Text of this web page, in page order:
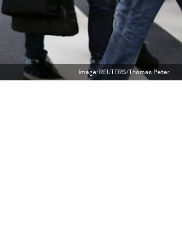
Image: REUTERS/Thomas Peter